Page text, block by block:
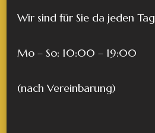
Wir sind für Sie da jeden Tag
Mo – So: 10:00 – 19:00
(nach Vereinbarung)